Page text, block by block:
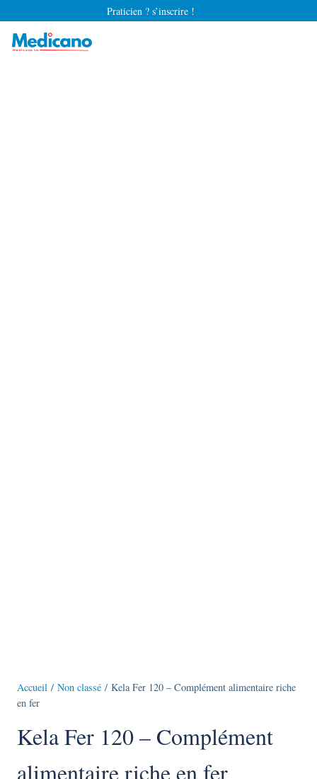
Praticien ? s’inscrire !
Accueil / Non classé / Kela Fer 120 – Complément alimentaire riche
en fer
Kela Fer 120 – Complément
alimentaire riche en fer